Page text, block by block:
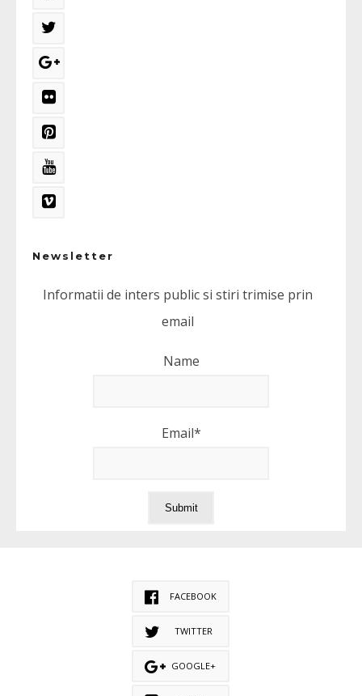
Newsletter
Informatii de inters public si stiri trimise prin
email
Name
Email*
FACEBOOK
TWITTER
GOOGLE+